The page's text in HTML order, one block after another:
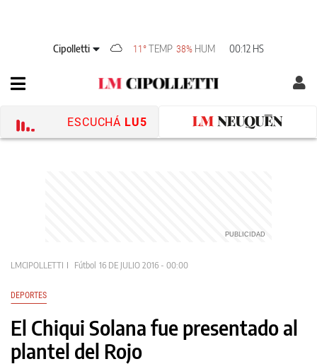
Cipolletti 11° TEMP 38% HUM 00:12 HS
ESCUCHÁ LU5
LMCIPOLLETTI Fútbol 16 DE JULIO 2016 - 00:00
DEPORTES
El Chiqui Solana fue presentado al
plantel del Rojo